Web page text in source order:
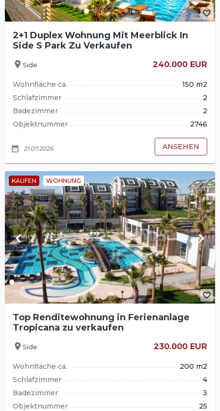
favorite_border
2+1 Duplex Wohnung Mit Meerblick In
Side S Park Zu Verkaufen
location_on Side 240.000 EUR
Wohnfläche ca.
150 m2
Schlafzimmer
2
Badezimmer
2
Objektnummer
2746
date_range 21.07.2026 ANSEHEN
KAUFEN WOHNUNG
keyboard_arrow_left keyboard_arrow_right
favorite_border
Top Renditewohnung in Ferienanlage
Tropicana zu verkaufen
location_on Side 230.000 EUR
Wohnfläche ca.
200 m2
Schlafzimmer
4
Badezimmer
3
Objektnummer
25